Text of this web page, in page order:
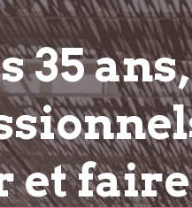
35
et